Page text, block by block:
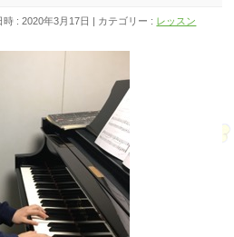
時 : 2020年3月17日 カテゴリー : レッスン